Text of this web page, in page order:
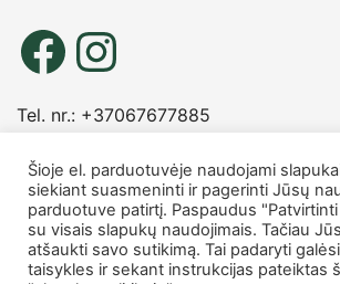
Tel. nr.: +37067677885
MB Charmshop
Įmonės kodas 306007816
PVM kodas LT100014759418
Šioje el. parduotuvėje naudojami
siekiant suasmeninti ir pagerinti Jūsų
parduotuve patirtį. Paspaudus
su visais slapukų naudojimais. Tačiau
atšaukti savo sutikimą. Tai padaryti
taisykles ir sekant instrukcijas pateiktas